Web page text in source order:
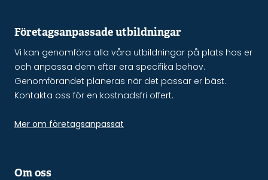
Företagsanpassade utbildningar
Vi kan genomföra alla våra utbildningar på plats hos er
och anpassa dem efter era specifika behov.
Genomförandet planeras när det passar er bäst.
Kontakta oss för en kostnadsfri offert.
Mer om företagsanpassat
Om oss